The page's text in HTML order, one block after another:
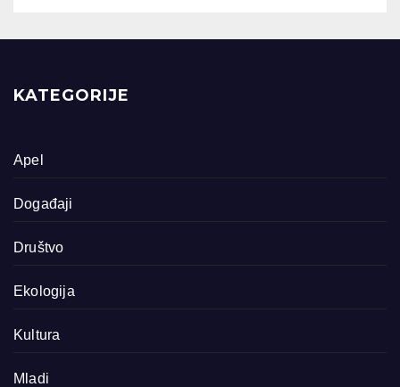
KATEGORIJE
Apel
Događaji
Društvo
Ekologija
Kultura
Mladi